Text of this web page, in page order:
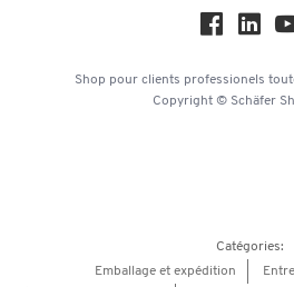
Shop pour clients professionels
Copyright © Schäfer
Catégories:
Emballage et expédition